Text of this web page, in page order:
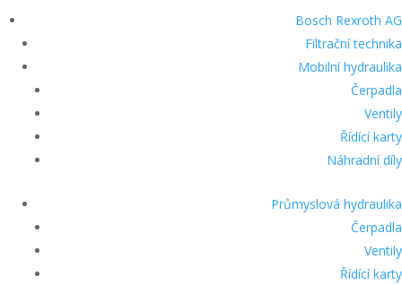
Bosch Rexroth AG
Filtrační technika
Mobilní hydraulika
Čerpadla
Ventily
Řídící karty
Náhradní díly
Průmyslová hydraulika
Čerpadla
Ventily
Řídící karty